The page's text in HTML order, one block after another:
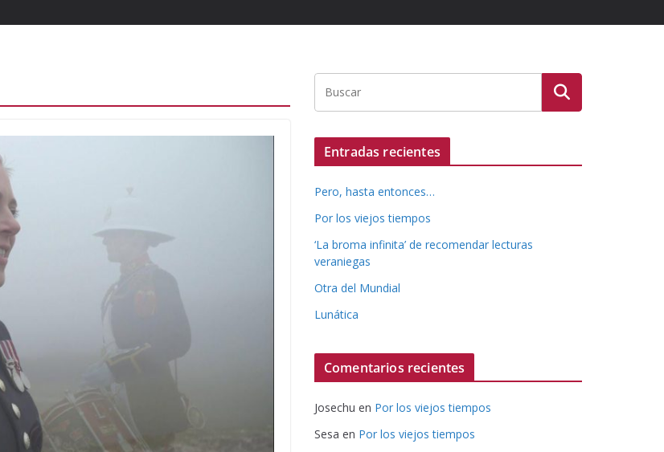
Entradas recientes
Pero, hasta entonces…
Por los viejos tiempos
‘La broma infinita’ de recomendar lecturas
veraniegas
Otra del Mundial
Lunática
Comentarios recientes
Josechu en Por los viejos tiempos
Sesa en Por los viejos tiempos